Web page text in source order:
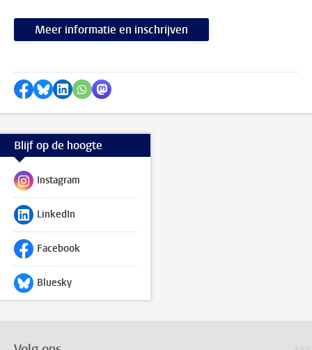
Meer informatie en inschrijven
Delen op Facebook
Delen via Bluesky
Delen op LinkedIn
Delen via WhatsApp
Delen via Mastodon
Blijf op de hoogte
Volg ons op
Instagram
Volg ons op
LinkedIn
Volg ons op
Facebook
Volg ons op
Bluesky